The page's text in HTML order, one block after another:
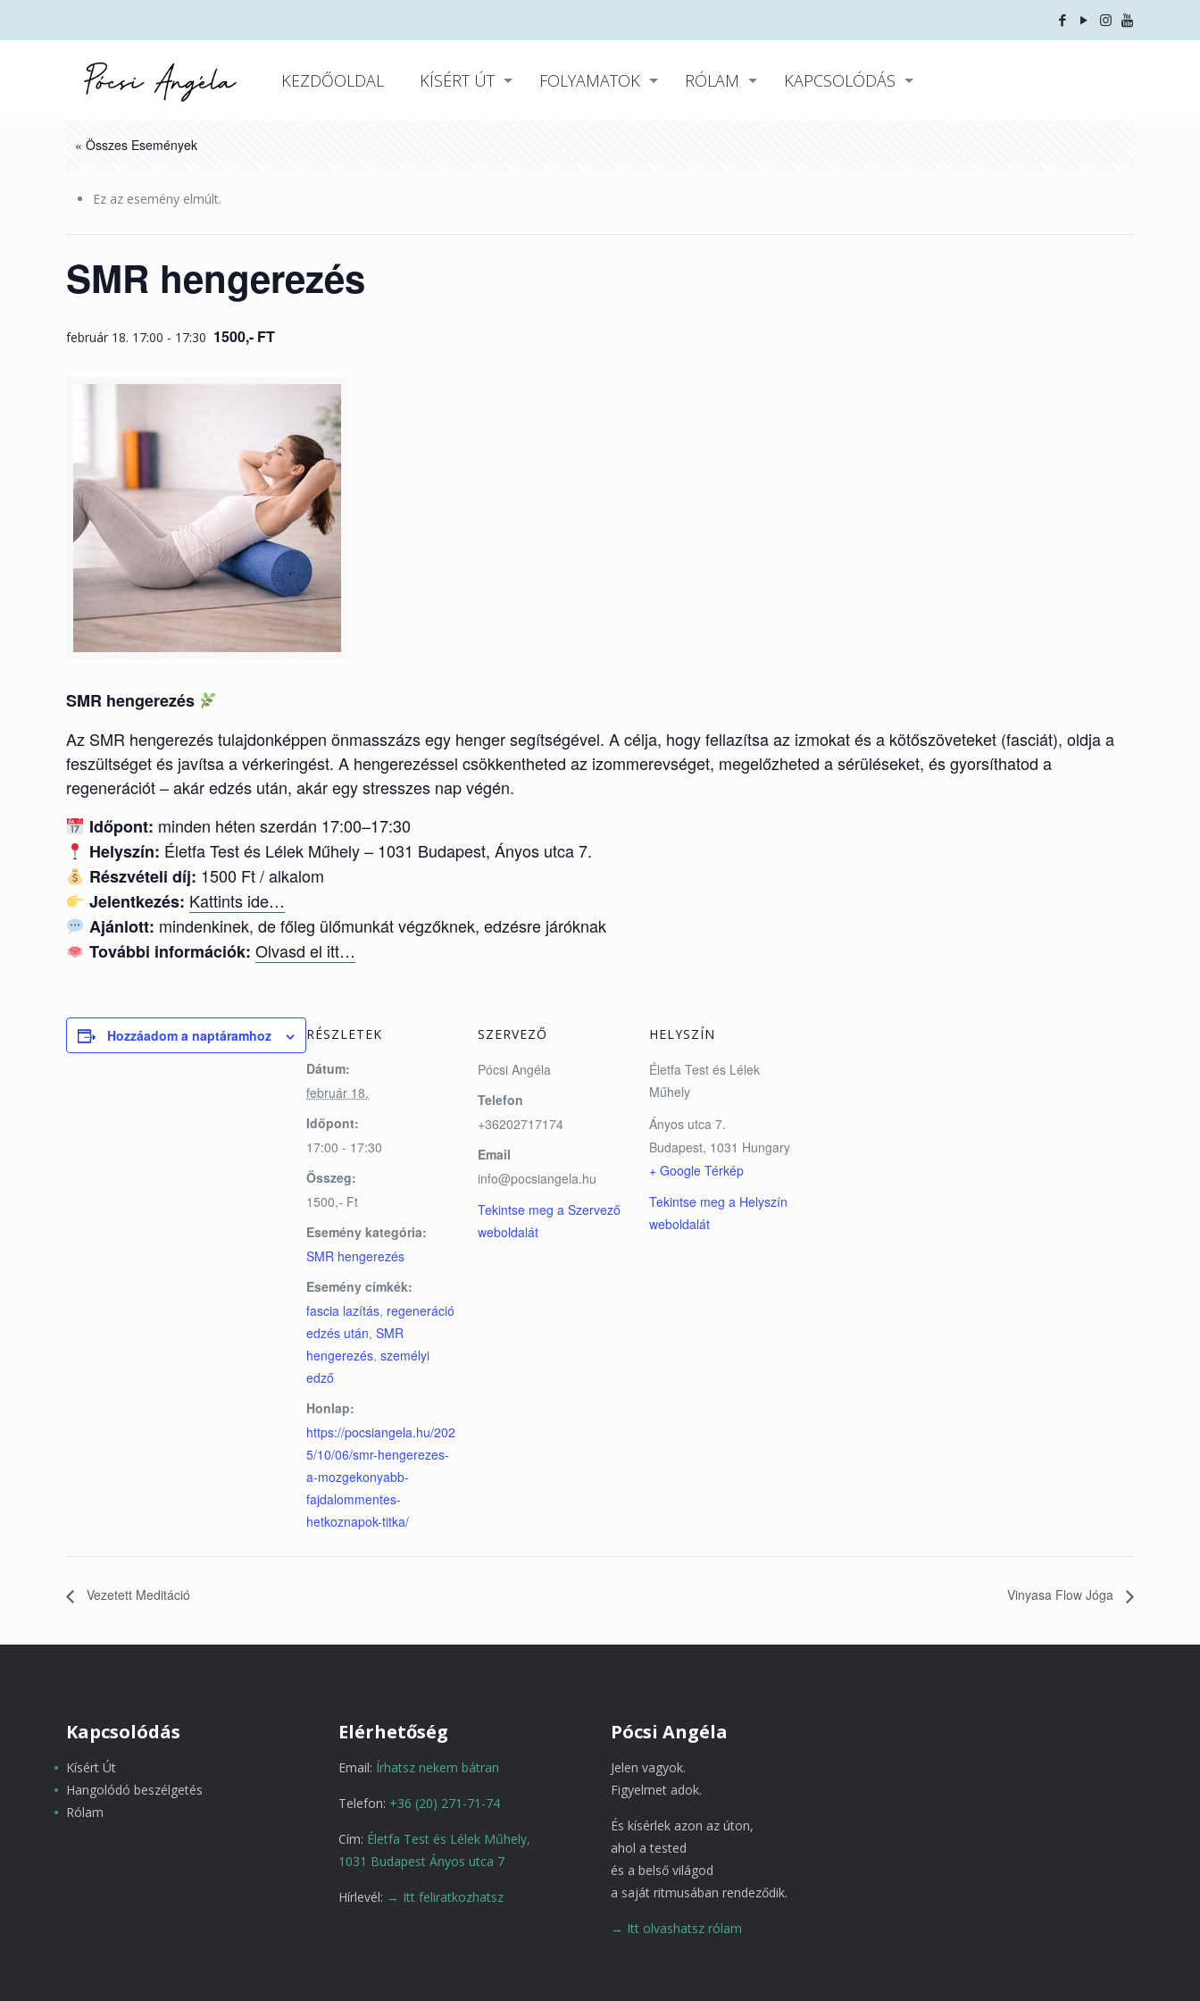
KEZDŐOLDAL KÍSÉRT ÚT FOLYAMATOK RÓLAM KAPCSOLÓDÁS
« Összes Események
Ez az esemény elmúlt.
SMR hengerezés
február 18. 17:00 - 17:30 1500,- FT
SMR hengerezés
Az SMR hengerezés tulajdonképpen önmasszázs egy henger segítségével. A célja, hogy fellazítsa az izmokat és a kötőszöveteket (fasciát), oldja a
feszültséget és javítsa a vérkeringést. A hengerezéssel csökkentheted az izommerevséget, megelőzheted a sérüléseket, és gyorsíthatod a
regenerációt – akár edzés után, akár egy stresszes nap végén.
Időpont: minden héten szerdán 17:00–17:30
Helyszín: Életfa Test és Lélek Műhely – 1031 Budapest, Ányos utca 7.
Részvételi díj: 1500 Ft / alkalom
Jelentkezés: Kattints ide…
Ajánlott: mindenkinek, de főleg ülőmunkát végzőknek, edzésre járóknak
További információk: Olvasd el itt…
Hozzáadom a naptáramhoz RÉSZLETEK
Dátum:
február 18.
Időpont:
17:00 - 17:30
Összeg:
1500,- Ft
Esemény kategória:
SMR hengerezés
Esemény címkék:
fascia lazítás, regeneráció
edzés után,SMR
hengerezés,személyi
edző
Honlap:
https://pocsiangela.hu/202
5/10/06/smr-hengerezes-
a-mozgekonyabb-
fajdalommentes-
hetkoznapok-titka/
SZERVEZŐ
Pócsi Angéla
Telefon
+36202717174
Email
info@pocsiangela.hu
Tekintse meg a Szervező
weboldalát
HELYSZÍN
Életfa Test és Lélek
Műhely
Ányos utca 7.
Budapest, 1031 Hungary
+ Google Térkép
Tekintse meg a Helyszín
weboldalát
Vezetett Meditáció Vinyasa Flow Jóga
Kapcsolódás
Kísért Út
Hangolódó beszélgetés
Rólam
Elérhetőség
Email: Írhatsz nekem bátran
Telefon: +36 (20) 271-71-74
Cím: Életfa Test és Lélek Műhely,
1031 Budapest Ányos utca 7
Hírlevél: → Itt feliratkozhatsz
Pócsi Angéla
Jelen vagyok.
Figyelmet adok.
És kísérlek azon az úton,
ahol a tested
és a belső világod
a saját ritmusában rendeződik.
→ Itt olvashatsz rólam